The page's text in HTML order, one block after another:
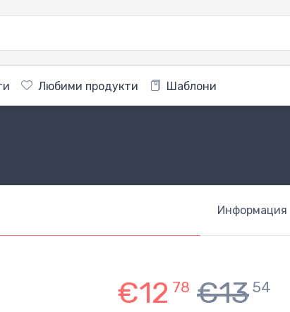
Любими продукти Шаблони
Информация
€12 78 €13 54